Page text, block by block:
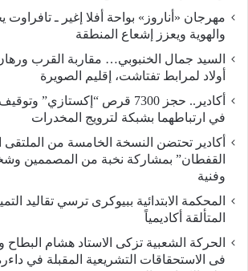
مهرجان «أناروز» بواحة أفلا إغير ـ تافراوت
والهوية ويعزز إشعاع المنطقة
السيد جمال الخنبوبي… مقاربة القرب
أولاد لمرابط تفتاشت، إقليم الصويرة
أكادير.. حجز 7300 قرص
في ارتباطهما بشبكة لترويج المخدرات
أكادير تحتضن النسخة الخامسة من الملتقى
القفطان” بمشاركة نخبة من المصممين
وفنية
المحكمة الابتدائية ببيوكرى ترسي تقاليد
المتألقة أكاديمياً
الحركة الشعبية تزكى الاستاد هشام البطاح
فى الاستحقاقات التشريعية المقبلة في